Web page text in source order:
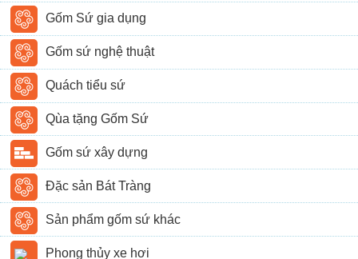
Gốm Sứ gia dụng
Gốm sứ nghệ thuật
Quách tiểu sứ
Qùa tặng Gốm Sứ
Gốm sứ xây dựng
Đặc sản Bát Tràng
Sản phẩm gốm sứ khác
Phong thủy xe hơi